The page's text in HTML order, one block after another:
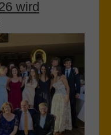
wird